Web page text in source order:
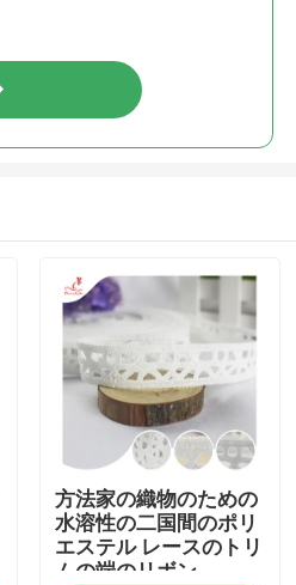
方法家の織物のための
水溶性の二国間のポリ
エステル レースのトリ
ムの端のリボン